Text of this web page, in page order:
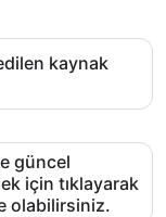
kaynak
güncel
için tıklayarak
olabilirsiniz.